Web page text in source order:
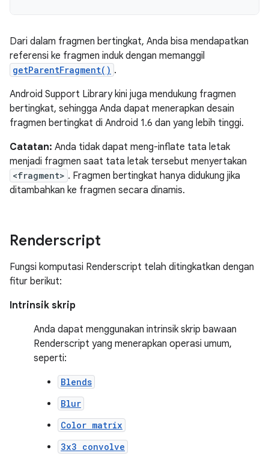
Dari dalam fragmen bertingkat, Anda bisa mendapatkan
referensi ke fragmen induk dengan memanggil
getParentFragment() .
Android Support Library kini juga mendukung fragmen
bertingkat, sehingga Anda dapat menerapkan desain
fragmen bertingkat di Android 1.6 dan yang lebih tinggi.
Catatan: Anda tidak dapat meng-inflate tata letak
menjadi fragmen saat tata letak tersebut menyertakan
<fragment> . Fragmen bertingkat hanya didukung jika
ditambahkan ke fragmen secara dinamis.
Renderscript
Fungsi komputasi Renderscript telah ditingkatkan dengan
fitur berikut:
Intrinsik skrip
Anda dapat menggunakan intrinsik skrip bawaan
Renderscript yang menerapkan operasi umum,
seperti:
Blends
Blur
Color matrix
3x3 convolve